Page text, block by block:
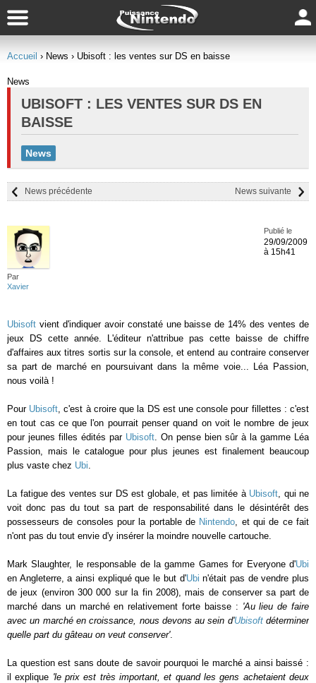
Accueil › News › Ubisoft : les ventes sur DS en baisse
News
UBISOFT : LES VENTES SUR DS EN
BAISSE
News
News suivante
News précédente
Par
Xavier
Publié le
29/09/2009
à 15h41
Ubisoft vient d'indiquer avoir constaté une baisse de 14% des ventes de
jeux DS cette année. L'éditeur n'attribue pas cette baisse de chiffre
d'affaires aux titres sortis sur la console, et entend au contraire conserver
sa part de marché en poursuivant dans la même voie... Léa Passion,
nous voilà !
Pour Ubisoft, c'est à croire que la DS est une console pour fillettes : c'est
en tout cas ce que l'on pourrait penser quand on voit le nombre de jeux
pour jeunes filles édités par Ubisoft. On pense bien sûr à la gamme Léa
Passion, mais le catalogue pour plus jeunes est finalement beaucoup
plus vaste chez Ubi.
La fatigue des ventes sur DS est globale, et pas limitée à Ubisoft, qui ne
voit donc pas du tout sa part de responsabilité dans le désintérêt des
possesseurs de consoles pour la portable de Nintendo, et qui de ce fait
n'ont pas du tout envie d'y insérer la moindre nouvelle cartouche.
Mark Slaughter, le responsable de la gamme Games for Everyone d'Ubi
en Angleterre, a ainsi expliqué que le but d'Ubi n'était pas de vendre plus
de jeux (environ 300 000 sur la fin 2008), mais de conserver sa part de
marché dans un marché en relativement forte baisse : 'Au lieu de faire
avec un marché en croissance, nous devons au sein d'Ubisoftdéterminer
quelle part du gâteau on veut conserver'.
La question est sans doute de savoir pourquoi le marché a ainsi baissé :
il explique 'le prix est très important, et quand les gens achetaient deux